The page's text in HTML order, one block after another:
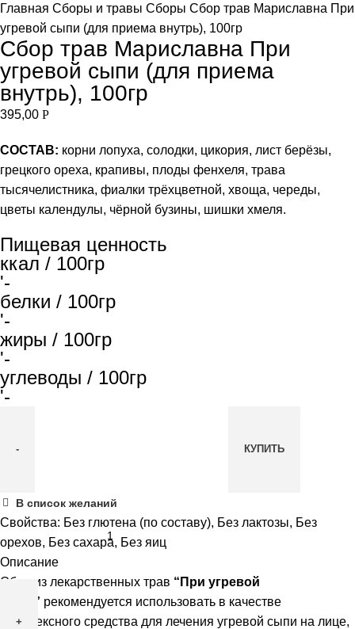
Главная Сборы и травы Сборы Сбор трав Мариславна При
угревой сыпи (для приема внутрь), 100гр
Сбор трав Мариславна При
угревой сыпи (для приема
внутрь), 100гр
395,00 Р
СОСТАВ: корни лопуха, солодки, цикория, лист берёзы,
грецкого ореха, крапивы, плоды фенхеля, трава
тысячелистника, фиалки трёхцветной, хвоща, череды,
цветы календулы, чёрной бузины, шишки хмеля.
Пищевая ценность
ккал / 100гр
'-
белки / 100гр
'-
жиры / 100гр
'-
углеводы / 100гр
'-
Количество
товара
Сбор
трав
Мариславна
угревой
КУПИТЬ
В список желаний
Свойства: Без глютена (по составу), Без лактозы, Без
орехов, Без сахара, Без яиц
Описание
Сбор из лекарственных трав “При угревой
сыпи” рекомендуется использовать в качестве
комплексного средства для лечения угревой сыпи на лице,